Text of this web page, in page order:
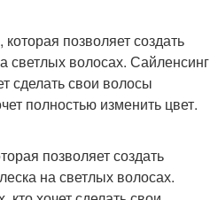
позволяет создать
светлых волосах. Сайленсинг
сделать свои волосы
полностью изменить цвет.
позволяет создать
на светлых волосах.